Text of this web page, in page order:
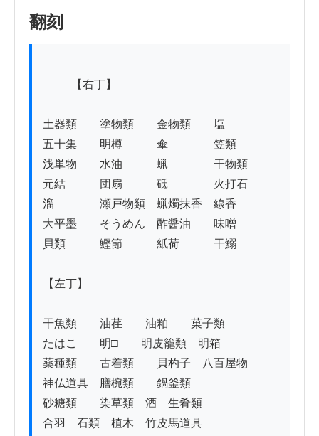
翻刻
土器類　　塗物類　　金物類　　塩
五十集　　明樽　　　傘　　　　笠類
浅単物　　水油　　　蝋　　　　干物類
元結　　　団扇　　　砥　　　　火打石
溜　　　　瀬戸物類　蝋燭抹香　線香
大平墨　　そうめん　酢醤油　　味噌
貝類　　　鰹節　　　紙荷　　　干鰯
【左丁】
干魚類　　油荏　　油粕　　菓子類
たはこ　　明□　　明皮籠類　明箱
薬種類　　古着類　　貝杓子　八百屋物
神仏道具　膳椀類　　鍋釜類
砂糖類　　染草類　酒　生肴類
合羽　石類　植木　竹皮馬道具